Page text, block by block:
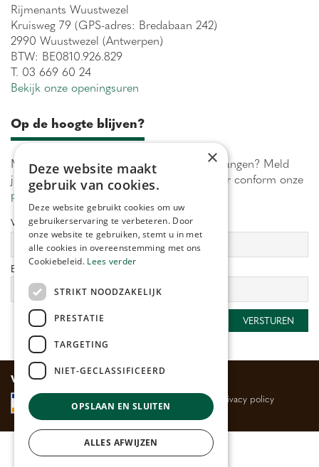
Rijmenants Wuustwezel
Kruisweg 79 (GPS-adres: Bredabaan 242)
2990 Wuustwezel (Antwerpen)
BTW: BE0810.926.829
T. 03 669 60 24
Bekijk onze openingsuren
Op de hoogte blijven?
Maximaal 1 keer per week onze acties ontvangen? Meld
je aan! Wij verwerken jouw gegevens secuur conform onze
privacy policy.
Voornaam: Achternaam:
E-mailadres:
Veilig betalen
Algemene voorwaarden Privacy policy
© Huis- en Tuincentrum
×
Deze website maakt
gebruik van cookies.
Deze website gebruikt cookies om uw
gebruikerservaring te verbeteren. Door
onze website te gebruiken, stemt u in met
alle cookies in overeenstemming met ons
Cookiebeleid. Lees verder
STRIKT NOODZAKELIJK
PRESTATIE
TARGETING
NIET-GECLASSIFICEERD
OPSLAAN EN SLUITEN
ALLES AFWIJZEN